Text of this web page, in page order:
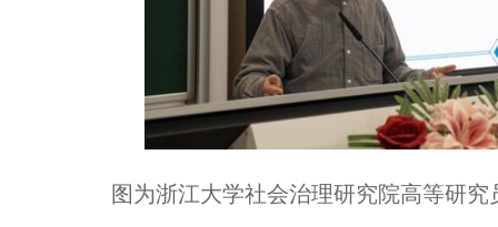
图为浙江大学社会治理研究院高等研究